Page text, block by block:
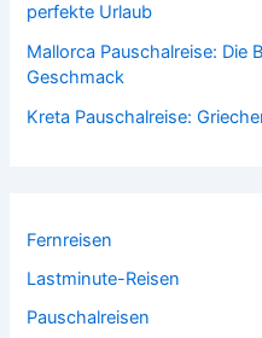
perfekte Urlaub
Mallorca Pauschalreise: Die
Geschmack
Kreta Pauschalreise:
Fernreisen
Lastminute-Reisen
Pauschalreisen